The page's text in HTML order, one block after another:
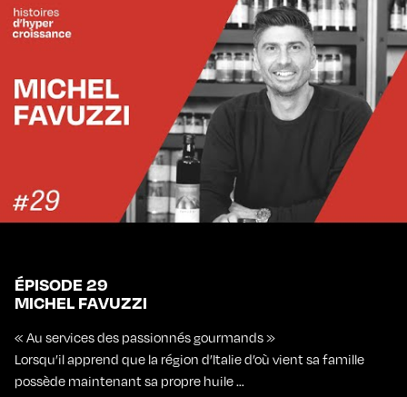
ÉPISODE 29
MICHEL FAVUZZI
« Au services des passionnés gourmands »
Lorsqu’il apprend que la région d’Italie d’où vient sa famille
possède maintenant sa propre huile …